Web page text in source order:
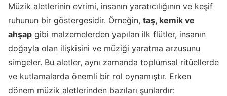
Müzik aletlerinin evrimi, insanın yaratıcılığının ve keşif
ruhunun bir göstergesidir. Örneğin, taş, kemik ve
ahşap gibi malzemelerden yapılan ilk flütler, insanın
doğayla olan ilişkisini ve müziği yaratma arzusunu
simgeler. Bu aletler, aynı zamanda toplumsal ritüellerde
ve kutlamalarda önemli bir rol oynamıştır. Erken
dönem müzik aletlerinden bazıları şunlardır: